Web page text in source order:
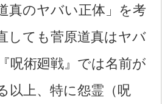
真のヤバい正体」を考
しても菅原道真はヤバ
呪術廻戦』では名前が
以上、特に怨霊（呪